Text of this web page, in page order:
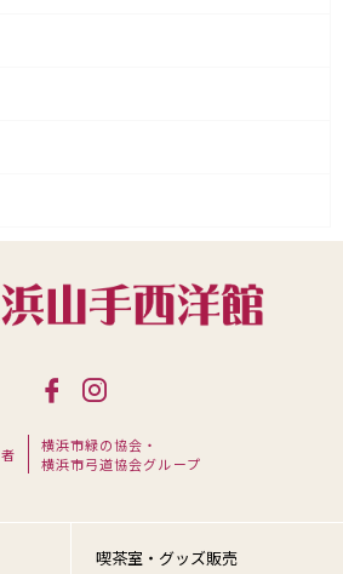
横浜市緑の協会・
横浜市弓道協会グループ
喫茶室・グッズ販売